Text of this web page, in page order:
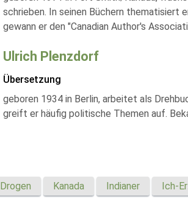
schrieben. In seinen Büchern thematisiert
gewann er den "Canadian Author's
Ulrich Plenzdorf
Übersetzung
geboren 1934 in Berlin, arbeitet als
greift er häufig politische Themen auf.
Drogen Kanada Indianer Ich-